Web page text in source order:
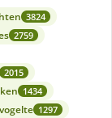
3824
2759
2015
1434
1297